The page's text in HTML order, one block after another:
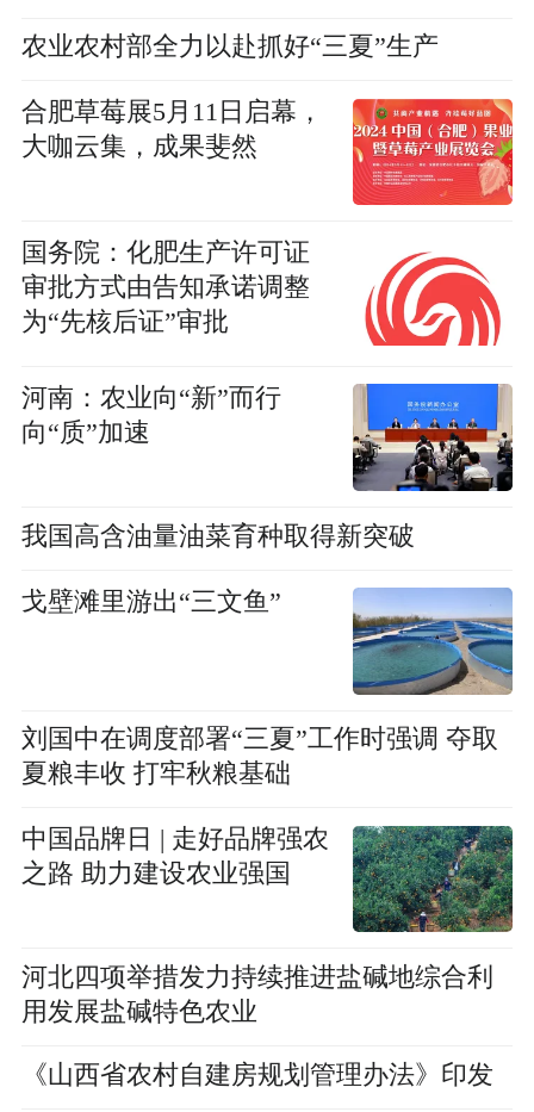
农业农村部全力以赴抓好“三夏”生产
合肥草莓展5月11日启幕，
大咖云集，成果斐然
国务院：化肥生产许可证
审批方式由告知承诺调整
为“先核后证”审批
河南：农业向“新”而行
向“质”加速
我国高含油量油菜育种取得新突破
戈壁滩里游出“三文鱼”
刘国中在调度部署“三夏”工作时强调 夺取
夏粮丰收 打牢秋粮基础
中国品牌日 | 走好品牌强农
之路 助力建设农业强国
河北四项举措发力持续推进盐碱地综合利
用发展盐碱特色农业
《山西省农村自建房规划管理办法》印发